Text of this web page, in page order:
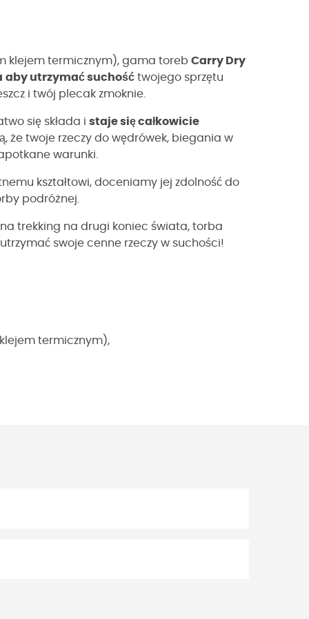
klejem termicznym), gama toreb Carry Dry
aby utrzymać suchość twojego sprzętu
i twój plecak zmoknie.
się składa i staje się całkowicie
że twoje rzeczy do wędrówek, biegania w
warunki.
kształtowi, doceniamy jej zdolność do
podróżnej.
trekking na drugi koniec świata, torba
swoje cenne rzeczy w suchości!
termicznym),